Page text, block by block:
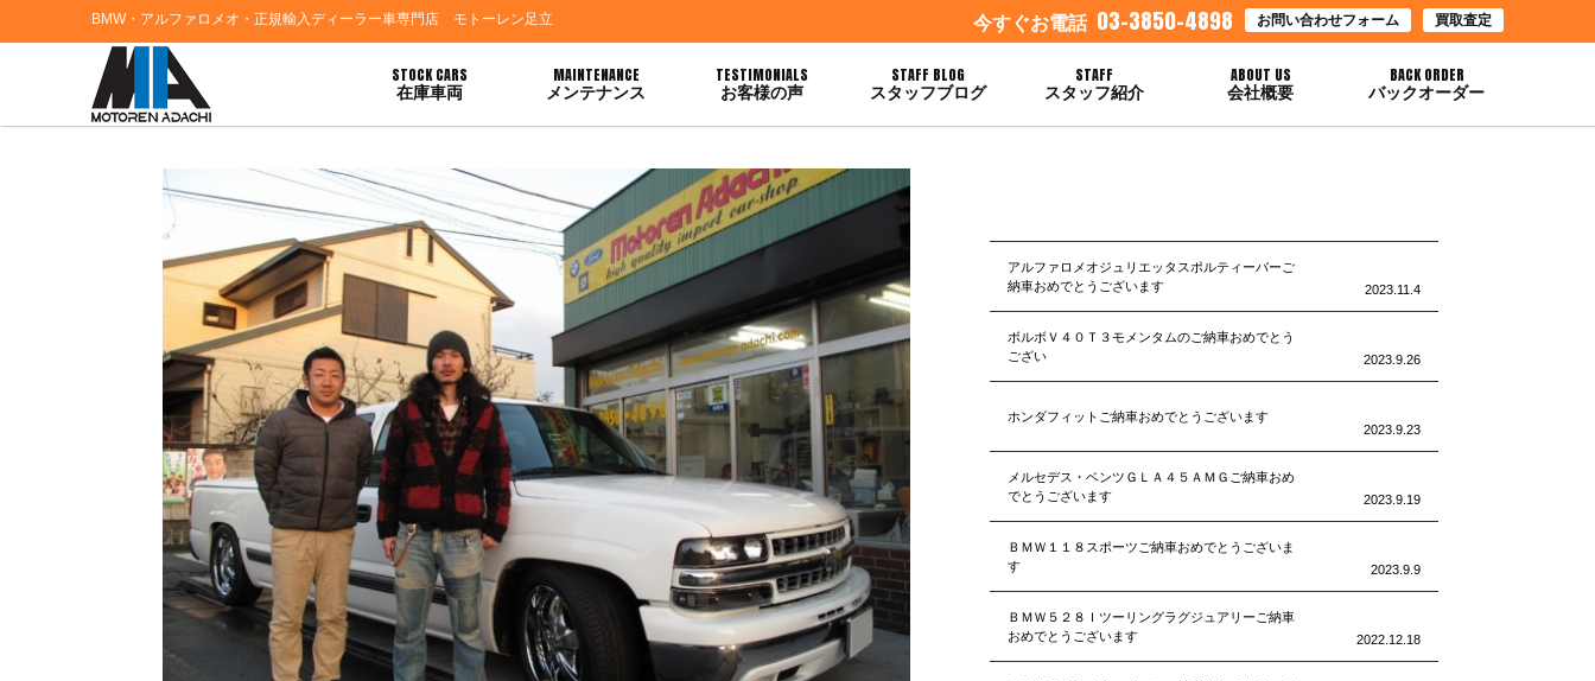
BMW・アルファロメオ・正規輸入ディーラー車専門店 モトーレン足立 今すぐお電話 03-3850-4898 お問い合わせフォーム 買取査定
STOCK CARS
在庫車両
MAINTENANCE
メンテナンス
TESTIMONIALS
お客様の声
STAFF BLOG
スタッフブログ
STAFF
スタッフ紹介
ABOUT US
会社概要
BACK ORDER
バックオーダー
HOME>お客様の声> シボレーシルバラードご納車おめでとうございます
アルファロメオジュリエッタスポルティーバーご
納車おめでとうございます
2023.11.4
ボルボＶ４０Ｔ３モメンタムのご納車おめでとう
ござい
2023.9.26
ホンダフィットご納車おめでとうございます
2023.9.23
メルセデス・ベンツＧＬＡ４５ＡＭＧご納車おめ
でとうございます
2023.9.19
ＢＭＷ１１８スポーツご納車おめでとうございま
す
2023.9.9
ＢＭＷ５２８Ｉツーリングラグジュアリーご納車
おめでとうございます
2022.12.18